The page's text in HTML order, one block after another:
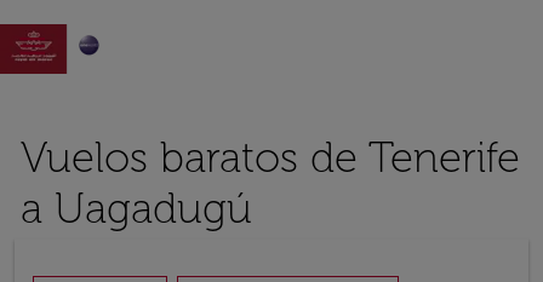

Vuelos baratos de Tenerife
a Uagadugú